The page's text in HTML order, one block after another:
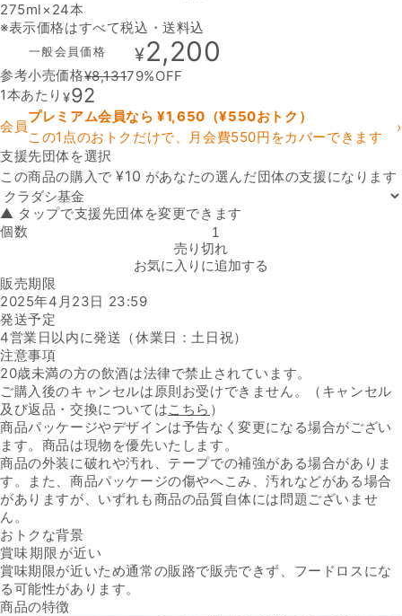
275ml×24本
※表示価格はすべて税込・送料込
一般会員価格 ¥2,200
参考小売価格¥8,13179%OFF
1本あたり ¥92
会員
プレミアム会員なら ¥1,650 （¥550おトク）
この1点のおトクだけで、月会費550円をカバーできます
›
支援先団体を選択
この商品の購入で¥10 があなたの選んだ団体の支援になります
支援先団体
▲ タップで支援先団体を変更できます
個数「NEO NEXT ERA Cocktail 梨」の数量を減らす
売り切れ
お気に入りに追加する
販売期限
2025年4月23日 23:59
発送予定
4営業日以内に発送（休業日：土日祝）
注意事項
20歳未満の方の飲酒は法律で禁止されています。
ご購入後のキャンセルは原則お受けできません。（キャンセル
及び返品・交換についてはこちら ）
商品パッケージやデザインは予告なく変更になる場合がござい
ます。商品は現物を優先いたします。
商品の外装に破れや汚れ、テープでの補強がある場合がありま
す。また、商品パッケージの傷やへこみ、汚れなどがある場合
がありますが、いずれも商品の品質自体には問題ございませ
ん。
おトクな背景
賞味期限が近い
賞味期限が近いため通常の販路で販売できず、フードロスにな
る可能性があります。
商品の特徴